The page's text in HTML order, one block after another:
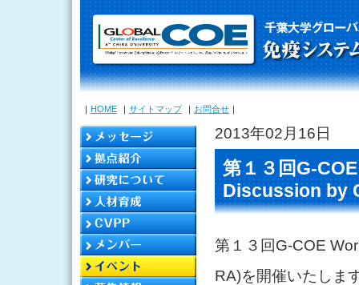
｜ HOME ｜ サイトマップ ｜ お問合せ ｜
2013年02月16日
第１３回G-
Discussion by
第１３回G-COE
RA)を開催いたしま